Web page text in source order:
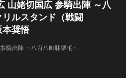
山姥切国広 参騎出陣 ～八
ルスタンド（戦闘
奨悟
騎出陣 ～八百八町膝栗毛～